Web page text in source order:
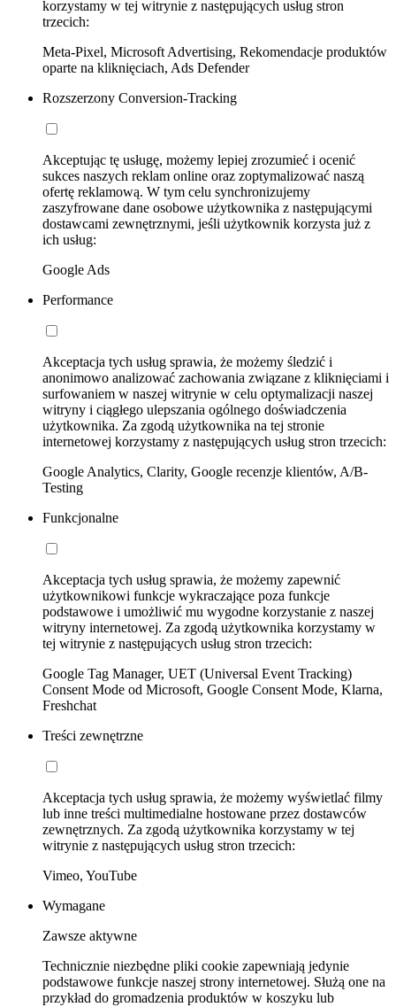
korzystamy w tej witrynie z następujących usług stron
trzecich:
Meta-Pixel, Microsoft Advertising, Rekomendacje produktów
oparte na kliknięciach, Ads Defender
Rozszerzony Conversion-Tracking
Akceptując tę usługę, możemy lepiej zrozumieć i ocenić
sukces naszych reklam online oraz zoptymalizować naszą
ofertę reklamową. W tym celu synchronizujemy
zaszyfrowane dane osobowe użytkownika z następującymi
dostawcami zewnętrznymi, jeśli użytkownik korzysta już z
ich usług:
Google Ads
Performance
Akceptacja tych usług sprawia, że możemy śledzić i
anonimowo analizować zachowania związane z kliknięciami i
surfowaniem w naszej witrynie w celu optymalizacji naszej
witryny i ciągłego ulepszania ogólnego doświadczenia
użytkownika. Za zgodą użytkownika na tej stronie
internetowej korzystamy z następujących usług stron trzecich:
Google Analytics, Clarity, Google recenzje klientów, A/B-
Testing
Funkcjonalne
Akceptacja tych usług sprawia, że możemy zapewnić
użytkownikowi funkcje wykraczające poza funkcje
podstawowe i umożliwić mu wygodne korzystanie z naszej
witryny internetowej. Za zgodą użytkownika korzystamy w
tej witrynie z następujących usług stron trzecich:
Google Tag Manager, UET (Universal Event Tracking)
Consent Mode od Microsoft, Google Consent Mode, Klarna,
Freshchat
Treści zewnętrzne
Akceptacja tych usług sprawia, że możemy wyświetlać filmy
lub inne treści multimedialne hostowane przez dostawców
zewnętrznych. Za zgodą użytkownika korzystamy w tej
witrynie z następujących usług stron trzecich:
Vimeo, YouTube
Wymagane
Zawsze aktywne
Technicznie niezbędne pliki cookie zapewniają jedynie
podstawowe funkcje naszej strony internetowej. Służą one na
przykład do gromadzenia produktów w koszyku lub